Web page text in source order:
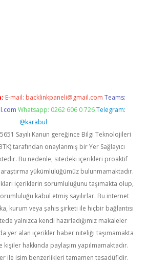
E-mail: backlinkpaneli@gmail.com Teams:
Whatsapp: 0262 606 0 726 Telegram:
@karabul
Sayılı Kanun gereğince Bilgi Teknolojileri
tarafından onaylanmış bir Yer Sağlayıcı
Bu nedenle, sitedeki içerikleri proaktif
yükümlülüğümüz bulunmamaktadır.
içeriklerin sorumluluğunu taşımakta olup,
kabul etmiş sayılırlar. Bu internet
kurum veya şahıs şirketi ile hiçbir bağlantısı
yalnızca kendi hazırladığımız makaleler
yer alan içerikler haber niteliği taşımamakta
hakkında paylaşım yapılmamaktadır.
ile isim benzerlikleri tamamen tesadüfidir.